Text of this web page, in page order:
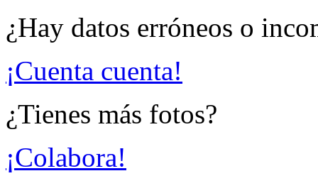
¿Hay datos erróneos o
¡Cuenta cuenta!
¿Tienes más fotos?
¡Colabora!